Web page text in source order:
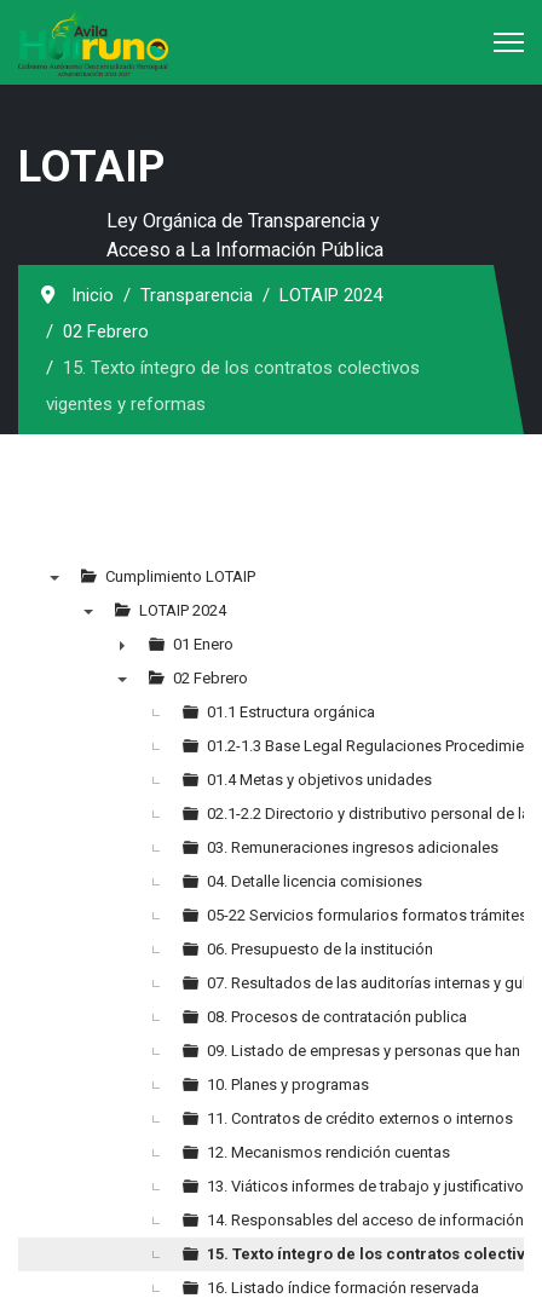
LOTAIP
Ley Orgánica de Transparencia y
Acceso a La Información Pública
Inicio Transparencia
LOTAIP 2024
02 Febrero
15. Texto íntegro de los contratos colectivos
vigentes y reformas
Cumplimiento LOTAIP
LOTAIP 2024
►
01 Enero
02 Febrero
01.1 Estructura orgánica
01.2-1.3 Base Legal Regulaciones
01.4 Metas y objetivos unidades
02.1-2.2 Directorio y distributivo personal de la
03. Remuneraciones ingresos adicionales
04. Detalle licencia comisiones
05-22 Servicios formularios formatos trámites
06. Presupuesto de la institución
07. Resultados de las auditorías internas y
08. Procesos de contratación publica
09. Listado de empresas y personas que han
10. Planes y programas
11. Contratos de crédito externos o internos
12. Mecanismos rendición cuentas
13. Viáticos informes de trabajo y justificativos
14. Responsables del acceso de información
15. Texto íntegro de los contratos
16. Listado índice formación reservada